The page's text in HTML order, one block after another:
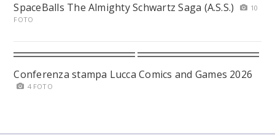
SpaceBalls The Almighty Schwartz Saga (A.S.S.)
10
FOTO
Conferenza stampa Lucca Comics and Games 2026
4 FOTO